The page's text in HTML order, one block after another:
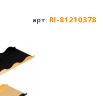
арт: RI-81210378